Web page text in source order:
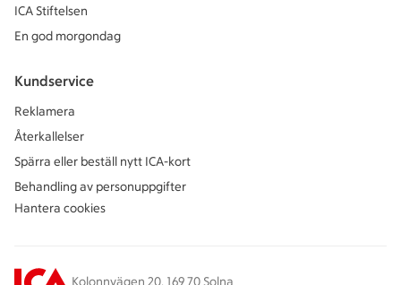
ICA Stiftelsen
En god morgondag
Kundservice
Reklamera
Återkallelser
Spärra eller beställ nytt ICA-kort
Behandling av personuppgifter
Hantera cookies
Kolonnvägen 20, 169 70 Solna